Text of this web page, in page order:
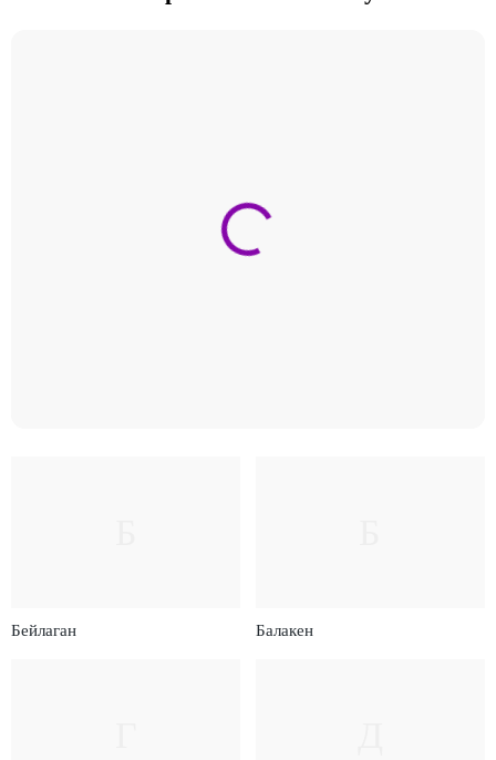
Бейлаган Балакен